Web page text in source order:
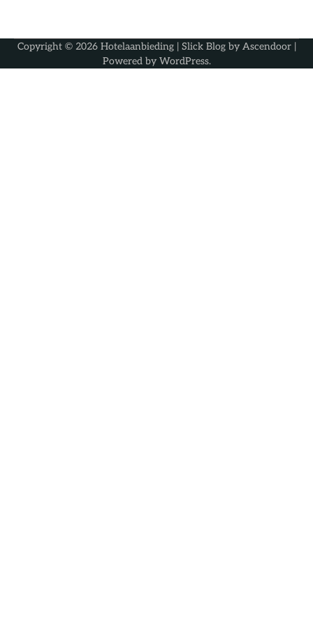
Copyright © 2026 Hotelaanbieding| Slick Blog by Ascendoor|
Powered by WordPress.